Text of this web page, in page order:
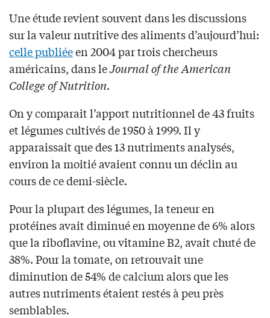
Une étude revient souvent dans les discussions
sur la valeur nutritive des aliments d’aujourd’hui:
celle publiéeen 2004 par trois chercheurs
américains, dans leJournal of the American
College of Nutrition.
On y comparait l’apport nutritionnel de 43 fruits
et légumes cultivés de 1950 à 1999. Il y
apparaissait que des 13 nutriments analysés,
environ la moitié avaient connu un déclin au
cours de ce demi-siècle.
Pour la plupart des légumes, la teneur en
protéines avait diminué en moyenne de 6% alors
que la riboflavine, ou vitamine B2, avait chuté de
38%. Pour la tomate, on retrouvait une
diminution de 54% de calcium alors que les
autres nutriments étaient restés à peu près
semblables.